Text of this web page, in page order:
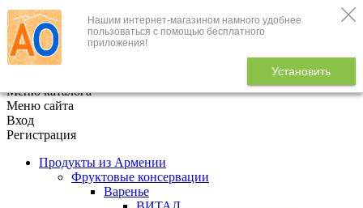
Нашим интернет-магазином намного удобнее
пользоваться с помощью бесплатного
приложения!
Установить
+7 (495) 646-888-1
В корзине
Меню каталога
Меню сайта
Вход
Регистрация
Продукты из Армении
Фруктовые консервации
Варенье